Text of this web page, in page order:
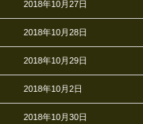
2018年10月27日
2018年10月28日
2018年10月29日
2018年10月2日
2018年10月30日